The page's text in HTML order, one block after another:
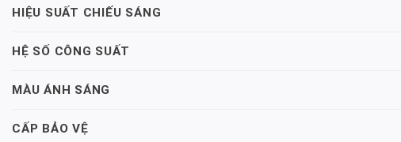
HIỆU SUẤT CHIẾU SÁNG
HỆ SỐ CÔNG SUẤT
MÀU ÁNH SÁNG
CẤP BẢO VỆ